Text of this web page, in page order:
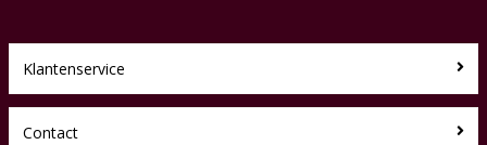
Klantenservice
Contact